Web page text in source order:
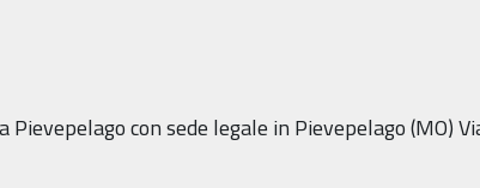
con sede legale in Pievepelago (MO)